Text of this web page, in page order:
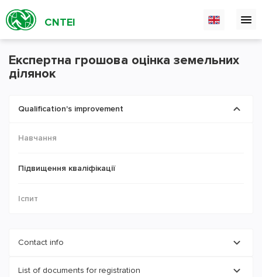
CNTEI
Експертна грошова оцінка земельних
ділянок
Qualification's improvement
Навчання
Підвищення кваліфікації
Іспит
Contact info
Kharkiv, Aerokosmichnyi avenue, 4
List of documents for registration